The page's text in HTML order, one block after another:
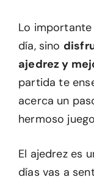
Lo
día, sino
ajedrez y
partida te
acerca un
hermoso
El ajedrez es
días vas a